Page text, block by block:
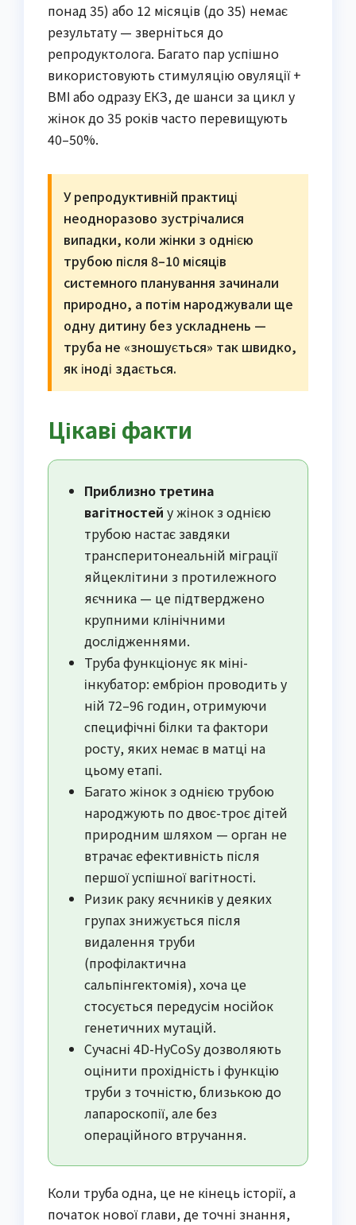
понад 35) або 12 місяців (до 35) немає
результату — зверніться до
репродуктолога. Багато пар успішно
використовують стимуляцію овуляції +
ВМІ або одразу ЕКЗ, де шанси за цикл у
жінок до 35 років часто перевищують
40–50%.
У репродуктивній практиці
неодноразово зустрічалися
випадки, коли жінки з однією
трубою після 8–10 місяців
системного планування зачинали
природно, а потім народжували ще
одну дитину без ускладнень —
труба не «зношується» так швидко,
як іноді здається.
Цікаві факти
Приблизно третина
вагітностей у жінок з однією
трубою настає завдяки
транcперитонеальній міграції
яйцеклітини з протилежного
яєчника — це підтверджено
крупними клінічними
дослідженнями.
Труба функціонує як міні-
інкубатор: ембріон проводить у
ній 72–96 годин, отримуючи
специфічні білки та фактори
росту, яких немає в матці на
цьому етапі.
Багато жінок з однією трубою
народжують по двоє-троє дітей
природним шляхом — орган не
втрачає ефективність після
першої успішної вагітності.
Ризик раку яєчників у деяких
групах знижується після
видалення труби
(профілактична
сальпінгектомія), хоча це
стосується передусім носійок
генетичних мутацій.
Сучасні 4D-HyCoSy дозволяють
оцінити прохідність і функцію
труби з точністю, близькою до
лапароскопії, але без
операційного втручання.
Коли труба одна, це не кінець історії, а
початок нової глави, де точні знання,